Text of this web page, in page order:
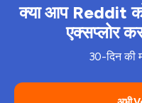
क्या आप Reddit को
एक्सप्लोर
30-दिन की